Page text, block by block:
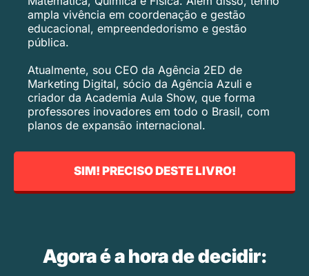
ampla vivência em coordenação e gestão
educacional, empreendedorismo e gestão
pública.
Atualmente, sou CEO da Agência 2ED de
Marketing Digital, sócio da Agência Azuli e
criador da Academia Aula Show, que forma
professores inovadores em todo o Brasil, com
planos de expansão internacional.
SIM! PRECISO DESTE LIVRO!
Agora é a hora de decidir: